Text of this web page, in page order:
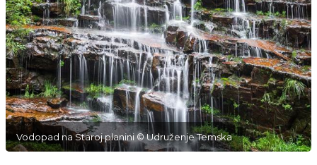
Vodopad na Staroj planini © Udruženje Temska